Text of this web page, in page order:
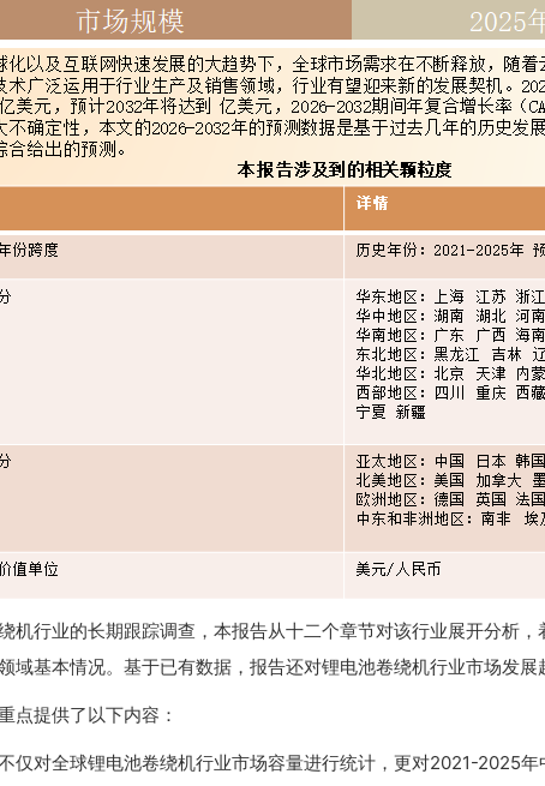
机行业的长期跟踪调查，本报告从十二个章节对该行业展开分析
域基本情况。基于已有数据，报告还对锂电池卷绕机行业市场发展
点提供了以下内容：
仅对全球锂电池卷绕机行业市场容量进行统计，更对2021-2025年